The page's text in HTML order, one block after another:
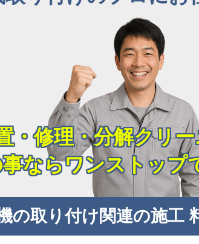
・修理・分解クリ
ならワンストップ
の取り付け関連の施工